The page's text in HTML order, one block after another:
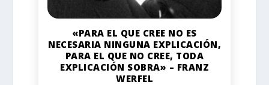
«PARA EL QUE CREE NO ES
NECESARIA NINGUNA EXPLICACIÓN,
PARA EL QUE NO CREE, TODA
EXPLICACIÓN SOBRA» – FRANZ
WERFEL